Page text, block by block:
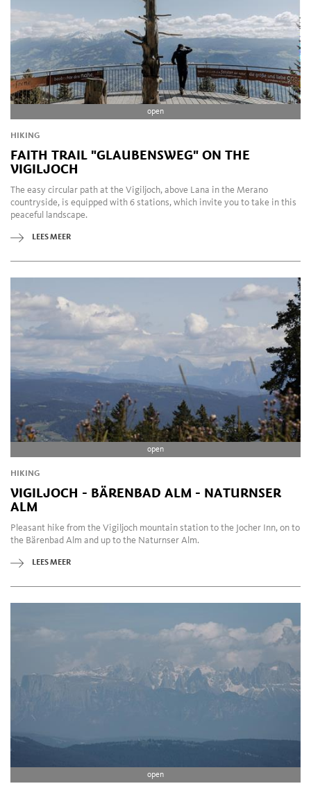
open
HIKING
FAITH TRAIL "GLAUBENSWEG" ON THE
VIGILJOCH
The easy circular path at the Vigiljoch, above Lana in the Merano
countryside, is equipped with 6 stations, which invite you to take in this
peaceful landscape.
LEES MEER
open
HIKING
VIGILJOCH - BÄRENBAD ALM - NATURNSER
ALM
Pleasant hike from the Vigiljoch mountain station to the Jocher Inn, on to
the Bärenbad Alm and up to the Naturnser Alm.
LEES MEER
open